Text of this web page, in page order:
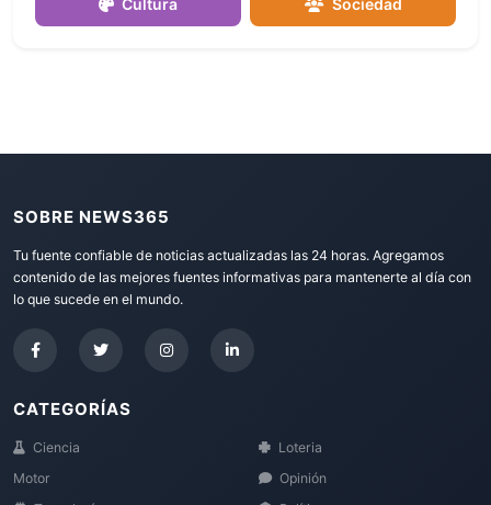
Cultura Sociedad
SOBRE NEWS365
Tu fuente confiable de noticias actualizadas las 24 horas. Agregamos
contenido de las mejores fuentes informativas para mantenerte al día con
lo que sucede en el mundo.
CATEGORÍAS
Ciencia
Motor
Loteria
Opinión